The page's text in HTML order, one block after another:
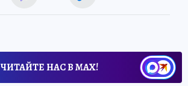
ЧИТАЙТЕ НАС В МАХ!